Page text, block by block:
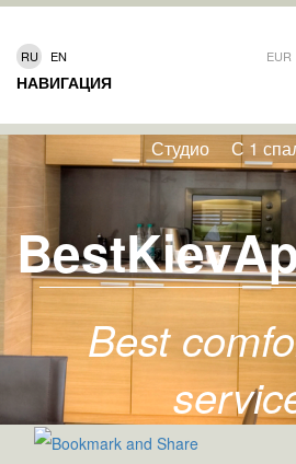
RU EN EUR
НАВИГАЦИЯ
Студио С 1
Best